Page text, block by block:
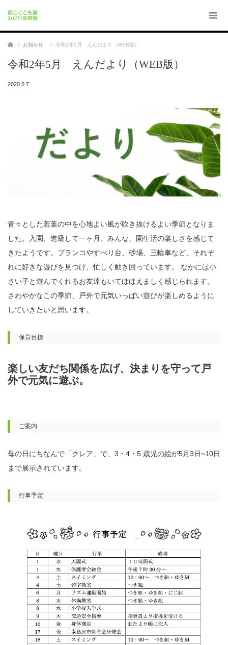
ホーム お知らせ 令和2年5月 えんだより（WEB版）
令和2年5月 えんだより（WEB版）
2020.5.7
青々とした若葉の中を心地よい風が吹き抜けるよい季節となりま
した。入園、進級して一ヶ月。みんな、園生活の楽しさを感じて
きたようです。ブランコやすべり台、砂場、三輪車など、それぞ
れに好きな遊びを見つけ、忙しく動き回っています。 なかには小
さい子と遊んでくれるお友達もいてほほえましく感じられます。
さわやかなこの季節、戸外で元気いっぱい遊びが楽しめるように
していきたいと思います。
保育目標
楽しい友だち関係を広げ、決まりを守って戸
外で元気に遊ぶ。
ご案内
母の日にちなんで「クレア」で、3・4・5 歳児の絵が5月3日~10日
まで展示されています。
行事予定